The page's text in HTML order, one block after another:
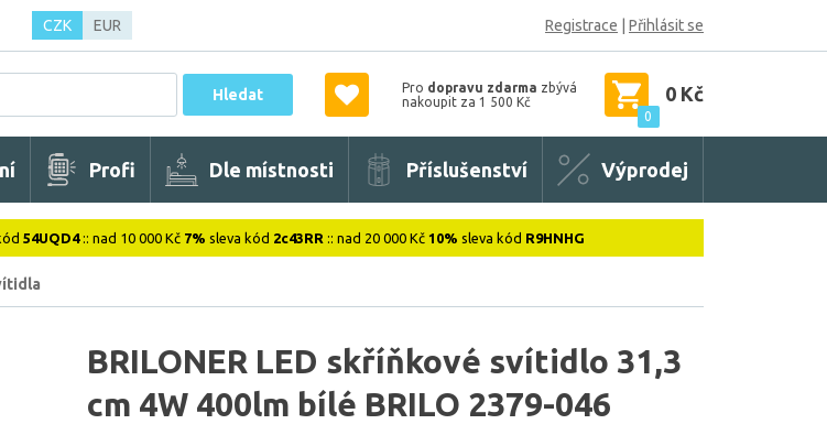
CZK EUR Registrace Přihlásit se
Hledat Pro dopravu zdarma zbývá
nakoupit za 1 500 Kč
0
0 Kč
Profi Dle místnosti Příslušenství Výprodej
54UQD4:: nad 10 000 Kč 7% sleva kód 2c43RR :: nad 20 000 Kč 10% sleva kód R9HNHG
BRILONER LED skříňkové svítidlo 31,3
cm 4W 400lm bílé BRILO 2379-046